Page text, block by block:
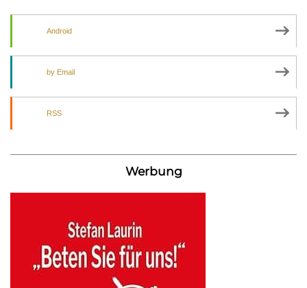
Android
by Email
RSS
Werbung